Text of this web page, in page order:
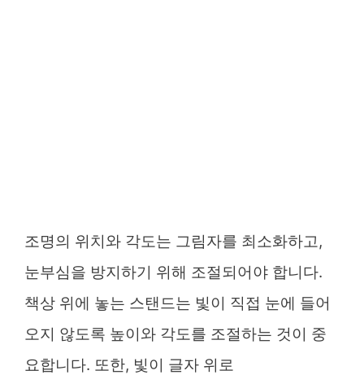
조명의 위치와 각도는 그림자를 최소화하고,
눈부심을 방지하기 위해 조절되어야 합니다.
책상 위에 놓는 스탠드는 빛이 직접 눈에 들어
오지 않도록 높이와 각도를 조절하는 것이 중
요합니다. 또한, 빛이 글자 위로